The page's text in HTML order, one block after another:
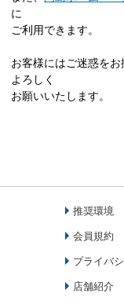
に
ご利用できます。
お客様にはご迷惑を
よろしく
お願いいたします。
推奨環境
会員規約
プライバ
店舗紹介